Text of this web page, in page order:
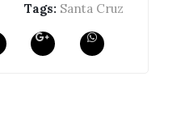
Tags: Santa Cruz